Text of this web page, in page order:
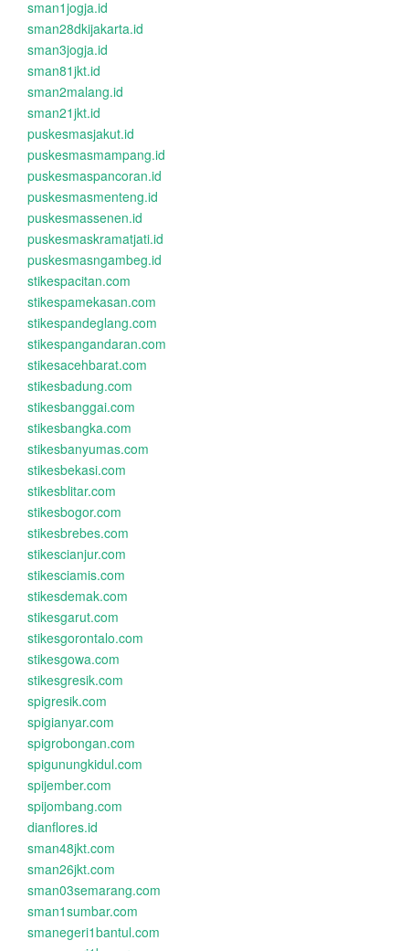
sman1jogja.id
sman28dkijakarta.id
sman3jogja.id
sman81jkt.id
sman2malang.id
sman21jkt.id
puskesmasjakut.id
puskesmasmampang.id
puskesmaspancoran.id
puskesmasmenteng.id
puskesmassenen.id
puskesmaskramatjati.id
puskesmasngambeg.id
stikespacitan.com
stikespamekasan.com
stikespandeglang.com
stikespangandaran.com
stikesacehbarat.com
stikesbadung.com
stikesbanggai.com
stikesbangka.com
stikesbanyumas.com
stikesbekasi.com
stikesblitar.com
stikesbogor.com
stikesbrebes.com
stikescianjur.com
stikesciamis.com
stikesdemak.com
stikesgarut.com
stikesgorontalo.com
stikesgowa.com
stikesgresik.com
spigresik.com
spigianyar.com
spigrobongan.com
spigunungkidul.com
spijember.com
spijombang.com
dianflores.id
sman48jkt.com
sman26jkt.com
sman03semarang.com
sman1sumbar.com
smanegeri1bantul.com